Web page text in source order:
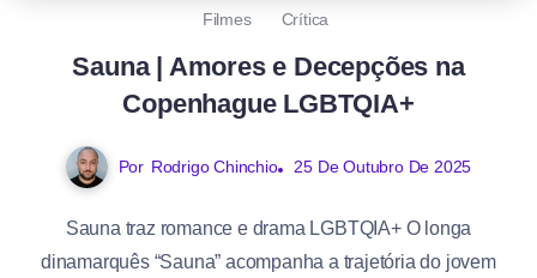
Filmes Crítica
Sauna | Amores e Decepções na
Copenhague LGBTQIA+
Por Rodrigo Chinchio 25 De Outubro De 2025
Sauna traz romance e drama LGBTQIA+ O longa
dinamarquês “Sauna” acompanha a trajetória do jovem